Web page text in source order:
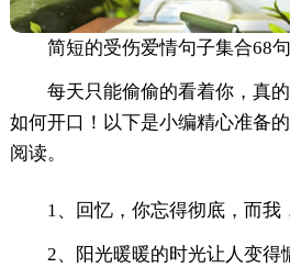
简短的受伤爱情句子集合68句
每天只能偷偷的看着你，真
如何开口！以下是小编精心准备
阅读。
1、回忆，你忘得彻底，而我
2、阳光暖暖的时光让人变得